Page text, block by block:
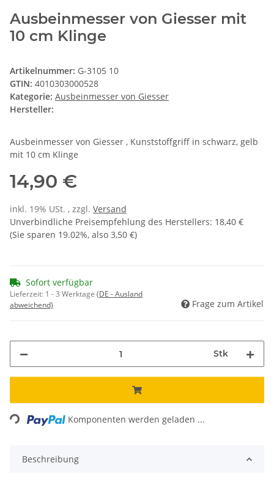
Ausbeinmesser von Giesser mit
10 cm Klinge
Artikelnummer: G-3105 10
GTIN: 4010303000528
Kategorie: Ausbeinmesser von Giesser
Hersteller:
Ausbeinmesser von Giesser , Kunststoffgriff in schwarz, gelb
mit 10 cm Klinge
14,90 €
inkl. 19% USt. , zzgl. Versand
Unverbindliche Preisempfehlung des Herstellers: 18,40 €
(Sie sparen 19.02%, also 3,50 €)
Sofort verfügbar
Lieferzeit: 1 - 3 Werktage (DE - Ausland
abweichend)
Frage zum Artikel
Stk
Loading... Komponenten werden geladen ...
Beschreibung